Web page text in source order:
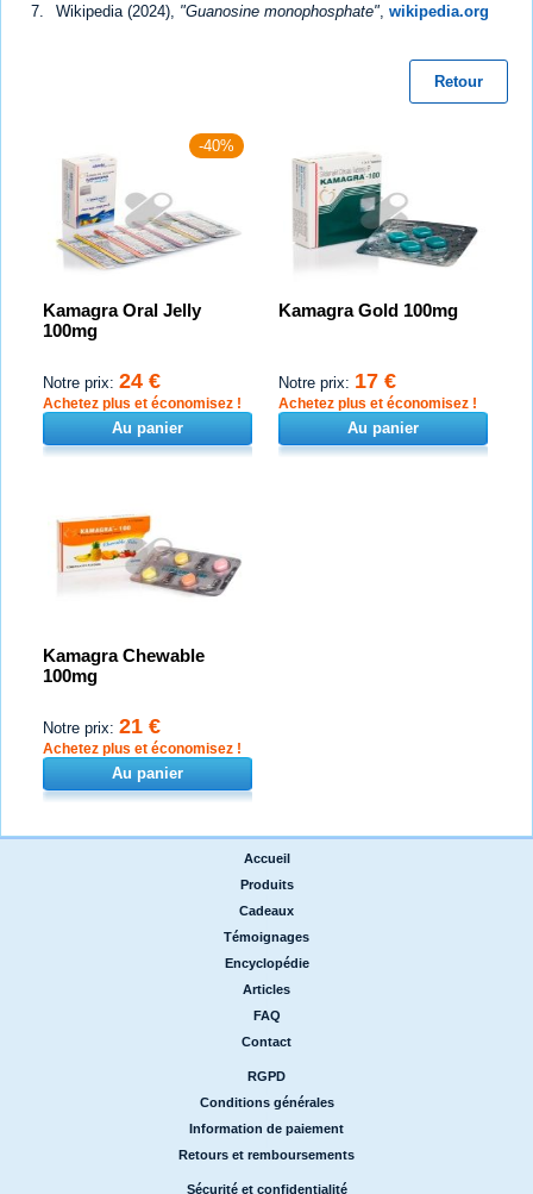
Wikipedia (2024), "Guanosine monophosphate" wikipedia.org
Retour
-40%
Kamagra Oral Jelly
100mg
Notre prix: 24 €
Achetez plus et économisez !
Au panier
Kamagra Gold 100mg
Notre prix: 17 €
Achetez plus et économisez !
Au panier
Kamagra Chewable
100mg
Notre prix: 21 €
Achetez plus et économisez !
Au panier
Accueil
Produits
Cadeaux
Témoignages
Encyclopédie
Articles
FAQ
Contact
RGPD
Conditions générales
Information de paiement
Retours et remboursements
Sécurité et confidentialité